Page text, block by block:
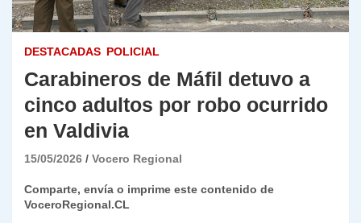
DESTACADAS POLICIAL
Carabineros de Máfil detuvo a
cinco adultos por robo ocurrido
en Valdivia
15/05/2026 Vocero Regional
Comparte, envía o imprime este contenido de
VoceroRegional.CL